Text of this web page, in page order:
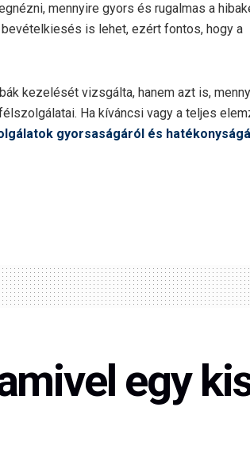
mennyire gyors és rugalmas a
is lehet, ezért fontos, hogy a
kezelését vizsgálta, hanem azt is,
Ha kíváncsi vagy a teljes
gyorsaságáról és
egy